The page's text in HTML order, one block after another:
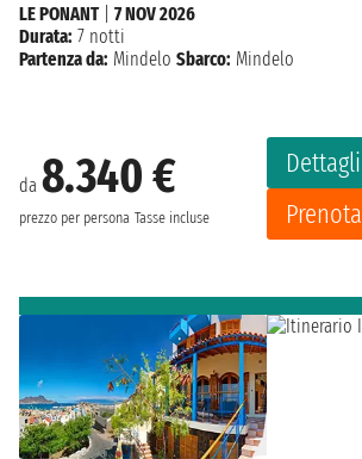
da 8.340 €
prezzo per persona Tasse incluse
Dettagli
Prenota
LE PONANT| 7 NOV 2026
Durata: 7 notti
Partenza da: Mindelo Sbarco: Mindelo